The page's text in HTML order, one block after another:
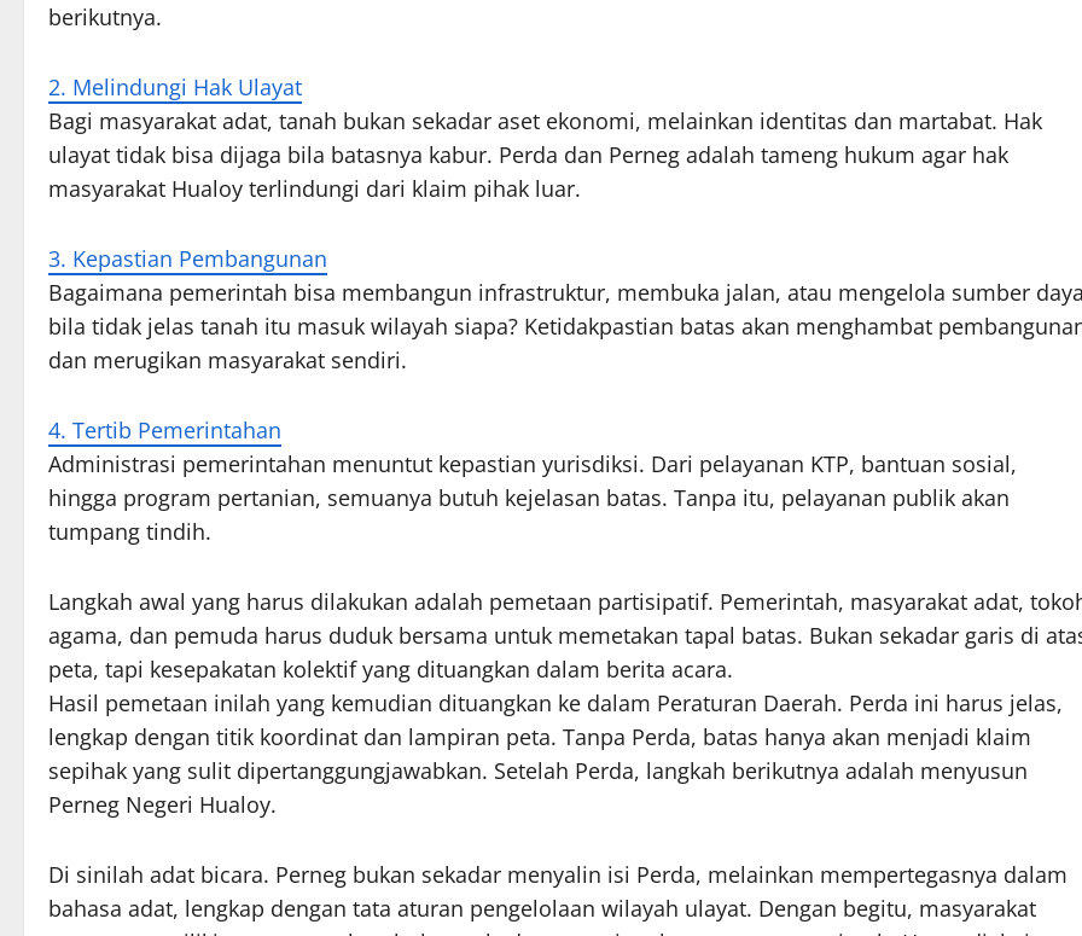
berikutnya.
2. Melindungi Hak Ulayat
Bagi masyarakat adat, tanah bukan sekadar aset ekonomi, melainkan identitas dan martabat. Hak
ulayat tidak bisa dijaga bila batasnya kabur. Perda dan Perneg adalah tameng hukum agar hak
masyarakat Hualoy terlindungi dari klaim pihak luar.
3. Kepastian Pembangunan
Bagaimana pemerintah bisa membangun infrastruktur, membuka jalan, atau mengelola sumber
bila tidak jelas tanah itu masuk wilayah siapa? Ketidakpastian batas akan menghambat
dan merugikan masyarakat sendiri.
4. Tertib Pemerintahan
Administrasi pemerintahan menuntut kepastian yurisdiksi. Dari pelayanan KTP, bantuan sosial,
hingga program pertanian, semuanya butuh kejelasan batas. Tanpa itu, pelayanan publik akan
tumpang tindih.
Langkah awal yang harus dilakukan adalah pemetaan partisipatif. Pemerintah, masyarakat adat,
agama, dan pemuda harus duduk bersama untuk memetakan tapal batas. Bukan sekadar garis di
peta, tapi kesepakatan kolektif yang dituangkan dalam berita acara.
Hasil pemetaan inilah yang kemudian dituangkan ke dalam Peraturan Daerah. Perda ini harus jelas,
lengkap dengan titik koordinat dan lampiran peta. Tanpa Perda, batas hanya akan menjadi klaim
sepihak yang sulit dipertanggungjawabkan. Setelah Perda, langkah berikutnya adalah menyusun
Perneg Negeri Hualoy.
Di sinilah adat bicara. Perneg bukan sekadar menyalin isi Perda, melainkan mempertegasnya dalam
bahasa adat, lengkap dengan tata aturan pengelolaan wilayah ulayat. Dengan begitu, masyarakat